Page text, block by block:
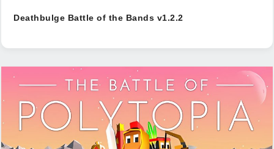
Deathbulge Battle of the Bands v1.2.2